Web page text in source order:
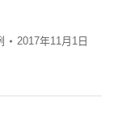
2017年11月1日